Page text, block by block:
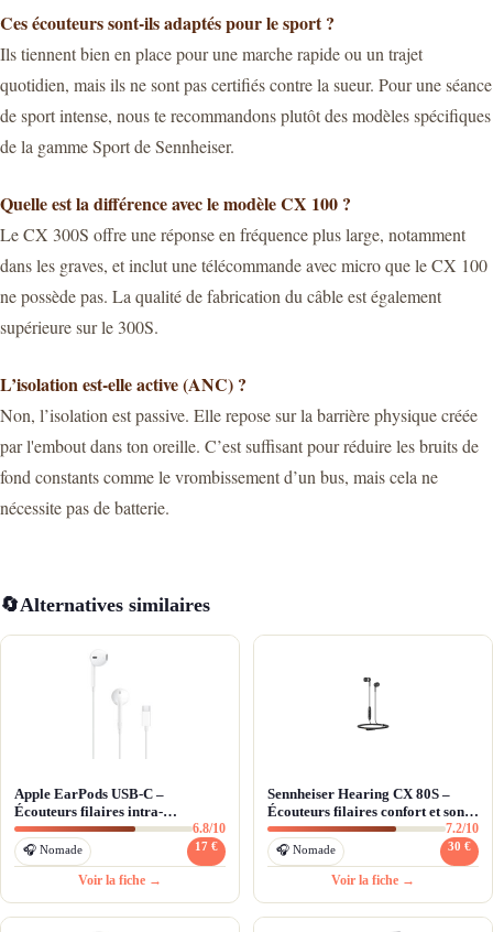
Ces écouteurs sont-ils adaptés pour le sport ?
Ils tiennent bien en place pour une marche rapide ou un trajet
quotidien, mais ils ne sont pas certifiés contre la sueur. Pour une séance
de sport intense, nous te recommandons plutôt des modèles spécifiques
de la gamme Sport de Sennheiser.
Quelle est la différence avec le modèle CX 100 ?
Le CX 300S offre une réponse en fréquence plus large, notamment
dans les graves, et inclut une télécommande avec micro que le CX 100
ne possède pas. La qualité de fabrication du câble est également
supérieure sur le 300S.
L’isolation est-elle active (ANC) ?
Non, l’isolation est passive. Elle repose sur la barrière physique créée
par l'embout dans ton oreille. C’est suffisant pour réduire les bruits de
fond constants comme le vrombissement d’un bus, mais cela ne
nécessite pas de batterie.
🔄Alternatives similaires
Apple EarPods USB-C –
Écouteurs filaires intra-
auriculaires pour iPhone 15 et
USB-C
6.8/10
🎧 Nomade 17 €
Voir la fiche →
Sennheiser Hearing CX 80S –
Écouteurs filaires confort et son
équilibré
7.2/10
🎧 Nomade 30 €
Voir la fiche →